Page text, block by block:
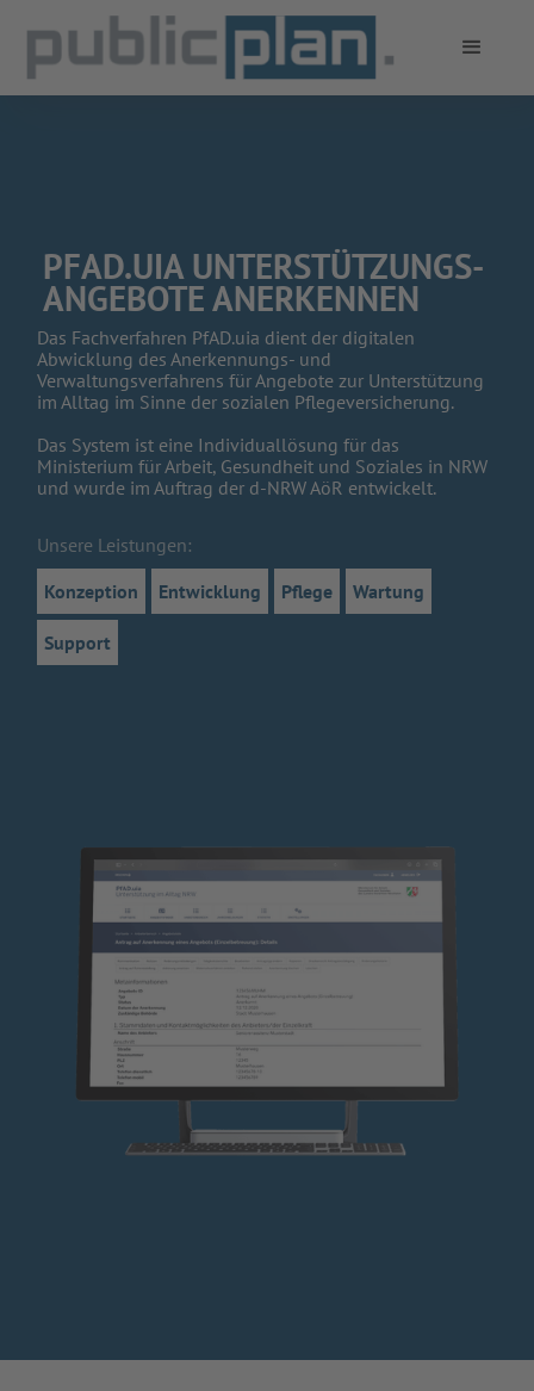
PFAD.UIA UNTERSTÜTZUNGS-
ANGEBOTE ANERKENNEN
Das Fachverfahren PfAD.uia dient der digitalen
Abwicklung des Anerkennungs- und
Verwaltungsverfahrens für Angebote zur Unterstützung
im Alltag im Sinne der sozialen Pflegeversicherung.
Das System ist eine Individuallösung für das
Ministerium für Arbeit, Gesundheit und Soziales in NRW
und wurde im Auftrag der d-NRW AöR entwickelt.
Unsere Leistungen:
Konzeption
Entwicklung Pflege Wartung
Support